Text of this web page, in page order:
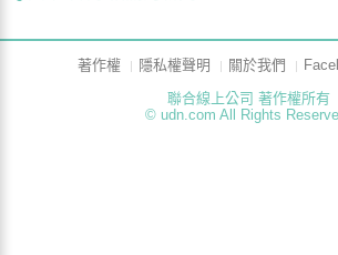
著作權 隱私權聲明 關於我們
聯合線上公司 著作權所有
© udn.com All Rights